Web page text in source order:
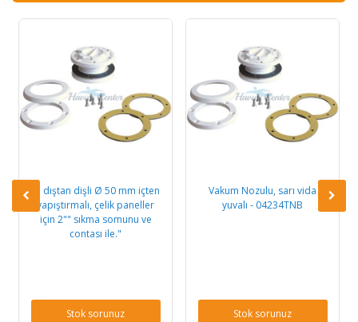
2" dıştan dişli Ø 50 mm içten
yapıştırmalı, çelik paneller
için 2"" sıkma somunu ve
contası ile."
Stok sorunuz
Vakum Nozulu, sarı vida
yuvalı - 04234TNB
Stok sorunuz